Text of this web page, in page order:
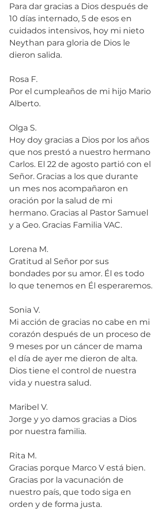
Para dar gracias a Dios después de
10 días internado, 5 de esos en
cuidados intensivos, hoy mi nieto
Neythan para gloria de Dios le
dieron salida.
Rosa F.
Por el cumpleaños de mi hijo Mario
Alberto.
Olga S.
Hoy doy gracias a Dios por los años
que nos prestó a nuestro hermano
Carlos. El 22 de agosto partió con el
Señor. Gracias a los que durante
un mes nos acompañaron en
oración por la salud de mi
hermano. Gracias al Pastor Samuel
y a Geo. Gracias Familia VAC.
Lorena M.
Gratitud al Señor por sus
bondades por su amor. Él es todo
lo que tenemos en Él esperaremos.
Sonia V.
Mi acción de gracias no cabe en mi
corazón después de un proceso de
9 meses por un cáncer de mama
el día de ayer me dieron de alta.
Dios tiene el control de nuestra
vida y nuestra salud.
Maribel V.
Jorge y yo damos gracias a Dios
por nuestra familia.
Rita M.
Gracias porque Marco V está bien.
Gracias por la vacunación de
nuestro país, que todo siga en
orden y de forma justa.